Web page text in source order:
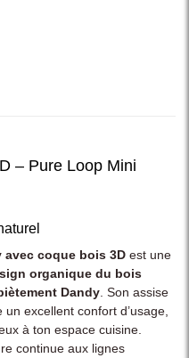
– Pure Loop Mini
avec coque bois 3D est une
organique du bois
Dandy . Son assise
excellent confort d’usage,
à ton espace cuisine.
continue aux lignes